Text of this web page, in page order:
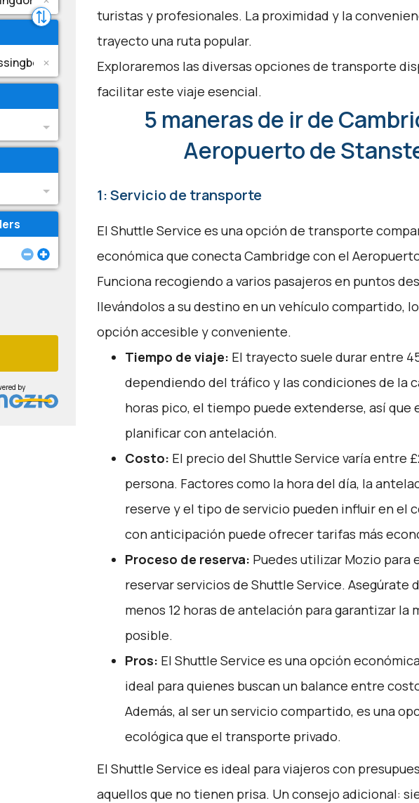
by
turistas y profesionales. La proximidad y la
trayecto una ruta popular.
Exploraremos las diversas opciones de transporte
facilitar este viaje esencial.
5 maneras de ir de
Aeropuerto de
1: Servicio de transporte
El Shuttle Service es una opción de transporte
económica que conecta Cambridge con el
Funciona recogiendo a varios pasajeros en puntos
llevándolos a su destino en un vehículo compartido,
opción accesible y conveniente.
Tiempo de viaje: El trayecto suele durar entre
dependiendo del tráfico y las condiciones de la
horas pico, el tiempo puede extenderse, así que
planificar con antelación.
Costo: El precio del Shuttle Service varía entre
persona. Factores como la hora del día, la
reserve y el tipo de servicio pueden influir en el
con anticipación puede ofrecer tarifas más
Proceso de reserva: Puedes utilizar Mozio para
reservar servicios de Shuttle Service. Asegúrate
menos 12 horas de antelación para garantizar la
posible.
Pros: El Shuttle Service es una opción
ideal para quienes buscan un balance entre
Además, al ser un servicio compartido, es una
ecológica que el transporte privado.
El Shuttle Service es ideal para viajeros con
aquellos que no tienen prisa. Un consejo adicional: